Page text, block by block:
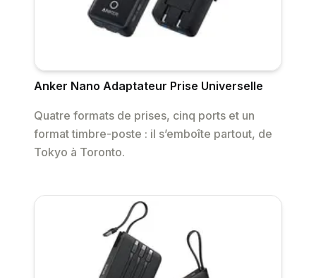
Anker Nano Adaptateur Prise Universelle
Quatre formats de prises, cinq ports et un
format timbre-poste : il s’emboîte partout, de
Tokyo à Toronto.